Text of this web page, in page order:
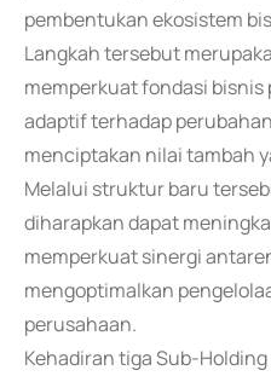
pembentukan ekosistem
Langkah tersebut
memperkuat fondasi bisnis
adaptif terhadap
menciptakan nilai tambah
Melalui struktur baru
diharapkan dapat
memperkuat sinergi
mengoptimalkan
perusahaan.
Kehadiran tiga Sub-